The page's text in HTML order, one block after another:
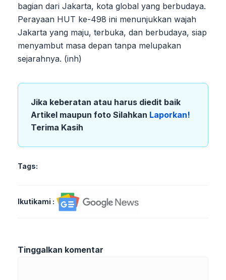
bagian dari Jakarta, kota global yang berbudaya.
Perayaan HUT ke-498 ini menunjukkan wajah
Jakarta yang maju, terbuka, dan berbudaya, siap
menyambut masa depan tanpa melupakan
sejarahnya. (inh)
Jika keberatan atau harus diedit baik
Artikel maupun foto Silahkan Laporkan!
Terima Kasih
Tags:
Ikutikami :
Tinggalkan komentar